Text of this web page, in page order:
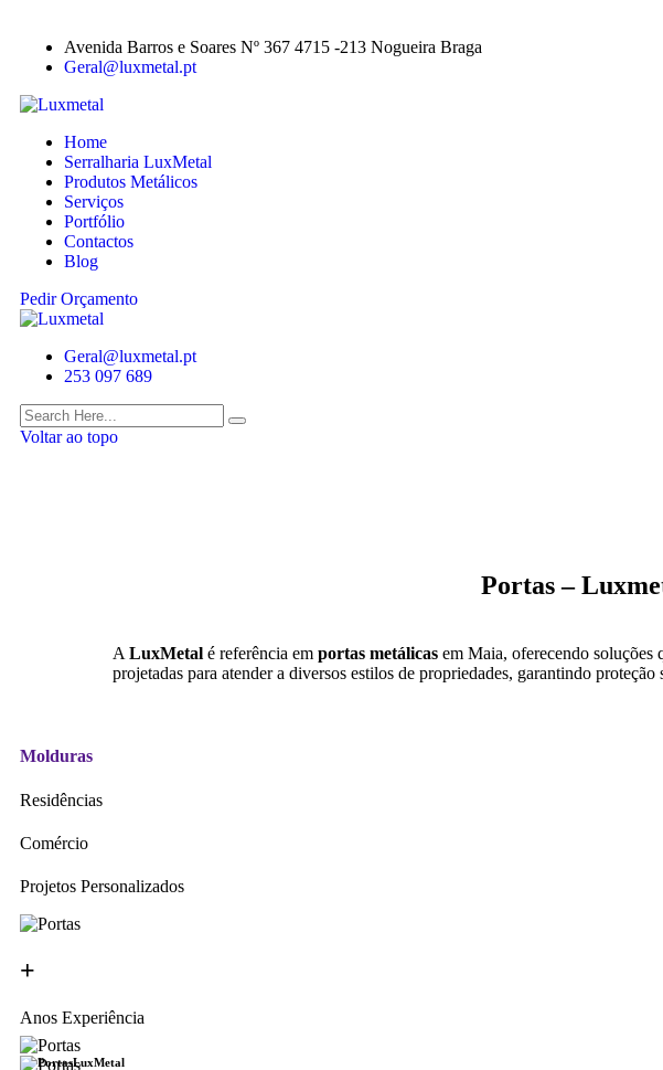
Avenida Barros e Soares Nº 367 4715 -213 Nogueira Braga
Geral@luxmetal.pt
Home
Serralharia LuxMetal
Produtos Metálicos
Serviços
Portfólio
Contactos
Blog
Pedir Orçamento
Geral@luxmetal.pt
253 097 689
Voltar ao topo
Portas –
A LuxMetal é referência em portas metálicas em Maia, oferecendo soluções
projetadas para atender a diversos estilos de propriedades, garantindo proteção
Molduras
Residências
Comércio
Projetos Personalizados
+
Anos Experiência
LuxMetal